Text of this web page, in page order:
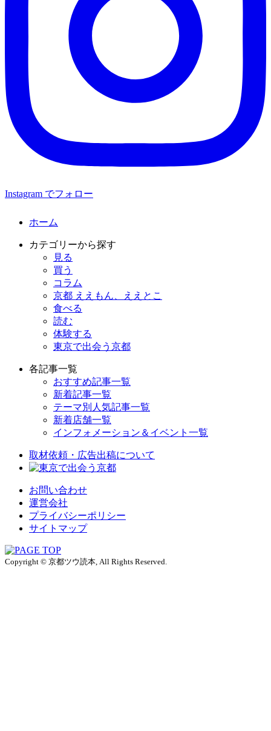
Instagram でフォロー
ホーム
カテゴリーから探す
見る
買う
コラム
京都 ええもん、ええとこ
食べる
読む
体験する
東京で出会う京都
各記事一覧
おすすめ記事一覧
新着記事一覧
テーマ別人気記事一覧
新着店舗一覧
インフォメーション＆イベント一覧
取材依頼・広告出稿について
お問い合わせ
運営会社
プライバシーポリシー
サイトマップ
Copyright © 京都ツウ読本, All Rights Reserved.